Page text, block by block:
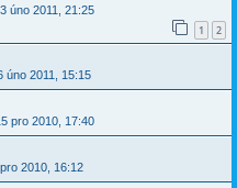
úno 2011, 21:25
1 2
úno 2011, 15:15
pro 2010, 17:40
2010, 16:12